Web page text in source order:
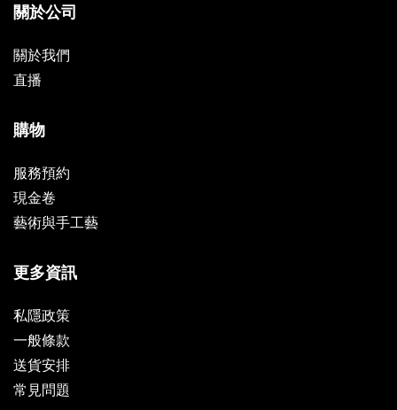
關於公司
關於我們
直播
購物
服務預約
現金卷
藝術與手工藝
更多資訊
私隱政策
一般條款
送貨安排
常見問題